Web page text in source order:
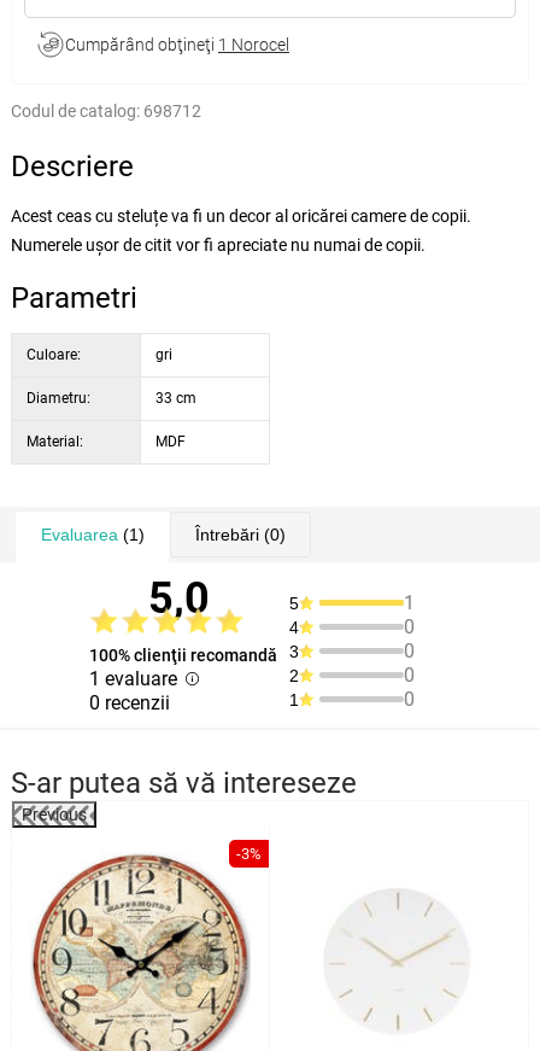
Cumpărând obţineţi 1 Norocel
Codul de catalog: 698712
Descriere
Acest ceas cu steluțe va fi un decor al oricărei camere de copii.
Numerele ușor de citit vor fi apreciate nu numai de copii.
Parametri
Culoare: gri
Diametru: 33 cm
Material: MDF
Evaluarea (1) Întrebări(0)
5,0
100% clienţii recomandă
1 evaluare
0 recenzii
5 1
4 0
3 0
2 0
1 0
S-ar putea să vă intereseze
Previous
-3%